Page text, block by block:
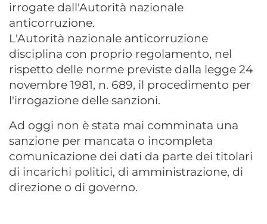
irrogate dall'Autorità nazionale
anticorruzione.
L'Autorità nazionale anticorruzione
disciplina con proprio regolamento, nel
rispetto delle norme previste dalla legge 24
novembre 1981, n. 689, il procedimento per
l'irrogazione delle sanzioni.
Ad oggi non è stata mai comminata una
sanzione per mancata o incompleta
comunicazione dei dati da parte dei titolari
di incarichi politici, di amministrazione, di
direzione o di governo.